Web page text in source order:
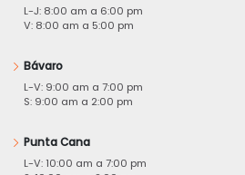
L-J: 8:00 am a 6:00 pm
V: 8:00 am a 5:00 pm
Bávaro
L-V: 9:00 am a 7:00 pm
S: 9:00 am a 2:00 pm
Punta Cana
L-V: 10:00 am a 7:00 pm